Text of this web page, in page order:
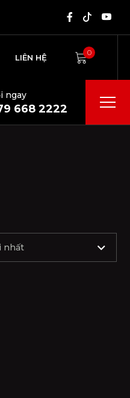
LIÊN HỆ
0
ngay
668 2222
nhất